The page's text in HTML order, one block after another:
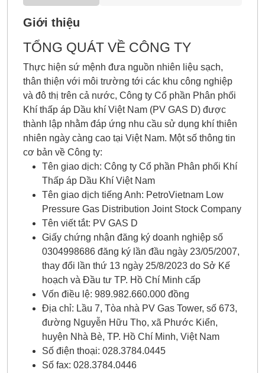
Giới thiệu
TỔNG QUÁT VỀ CÔNG TY
Thực hiện sứ mệnh đưa nguồn nhiên liệu sạch,
thân thiện với môi trường tới các khu công nghiệp
và đô thị trên cả nước, Công ty Cổ phần Phân phối
Khí thấp áp Dầu khí Việt Nam (PV GAS D) được
thành lập nhằm đáp ứng nhu cầu sử dụng khí thiên
nhiên ngày càng cao tại Việt Nam. Một số thông tin
cơ bản về Công ty:
Tên giao dịch: Công ty Cổ phần Phân phối Khí
Thấp áp Dầu Khí Việt Nam
Tên giao dịch tiếng Anh: PetroVietnam Low
Pressure Gas Distribution Joint Stock Company
Tên viết tắt: PV GAS D
Giấy chứng nhận đăng ký doanh nghiệp số
0304998686 đăng ký lần đầu ngày 23/05/2007,
thay đổi lần thứ 13 ngày 25/8/2023 do Sở Kế
hoạch và Đầu tư TP. Hồ Chí Minh cấp
Vốn điều lệ: 989.982.660.000 đồng
Địa chỉ: Lầu 7, Tòa nhà PV Gas Tower, số 673,
đường Nguyễn Hữu Thọ, xã Phước Kiển,
huyện Nhà Bè, TP. Hồ Chí Minh, Việt Nam
Số điện thoại: 028.3784.0445
Số fax: 028.3784.0446